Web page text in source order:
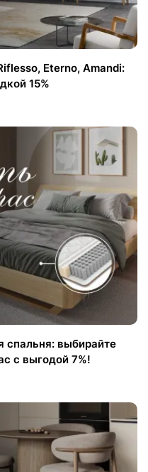
Eterno, Amandi:
15%
спальня: выбирайте
с выгодой 7%!